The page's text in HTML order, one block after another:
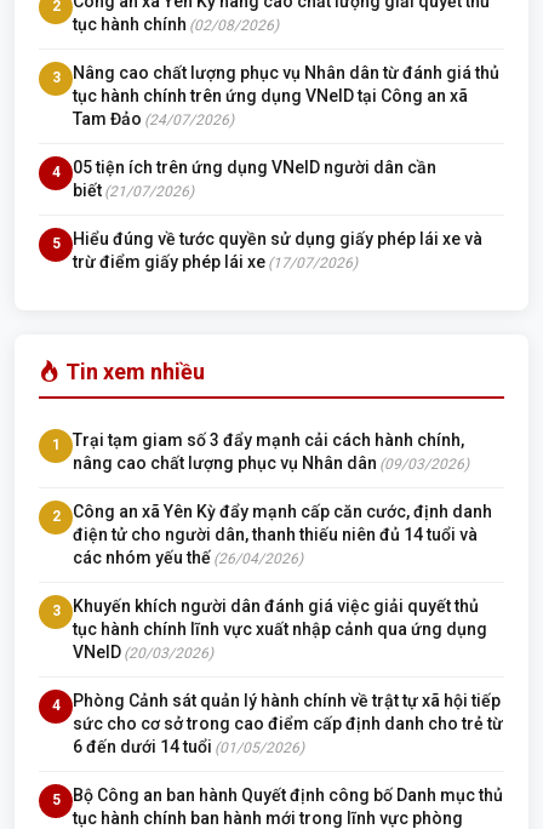
2
tục hành chính (02/08/2026)
3
Nâng cao chất lượng phục vụ Nhân dân từ đánh giá thủ
tục hành chính trên ứng dụng VNeID tại Công an xã
Tam Đảo (24/07/2026)
4
05 tiện ích trên ứng dụng VNeID người dân cần
biết (21/07/2026)
5
Hiểu đúng về tước quyền sử dụng giấy phép lái xe và
trừ điểm giấy phép lái xe (17/07/2026)
Tin xem nhiều
1
Trại tạm giam số 3 đẩy mạnh cải cách hành chính,
nâng cao chất lượng phục vụ Nhân dân (09/03/2026)
2
Công an xã Yên Kỳ đẩy mạnh cấp căn cước, định danh
điện tử cho người dân, thanh thiếu niên đủ 14 tuổi và
các nhóm yếu thế (26/04/2026)
3
Khuyến khích người dân đánh giá việc giải quyết thủ
tục hành chính lĩnh vực xuất nhập cảnh qua ứng dụng
VNeID (20/03/2026)
4
Phòng Cảnh sát quản lý hành chính về trật tự xã hội tiếp
sức cho cơ sở trong cao điểm cấp định danh cho trẻ từ
6 đến dưới 14 tuổi (01/05/2026)
5
Bộ Công an ban hành Quyết định công bố Danh mục thủ
tục hành chính ban hành mới trong lĩnh vực phòng